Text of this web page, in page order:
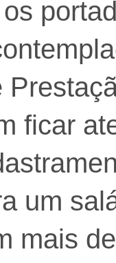
ficar
um
mais